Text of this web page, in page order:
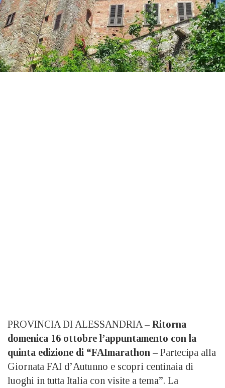
PROVINCIA DI ALESSANDRIA – Ritorna
domenica 16 ottobre l’appuntamento con la
quinta edizione di “FAImarathon – Partecipa alla
Giornata FAI d’Autunno e scopri centinaia di
luoghi in tutta Italia con visite a tema”. La